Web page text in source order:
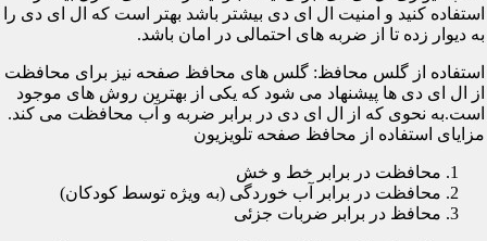
استفاده کنید و امنیت ال ای دی بیشتر باشد بهتر است که ال ای دی را
به دیوار زده تا از ضربه های احتمالی در امان باشد.
استفاده از گلس محافظ: گلس های محافظ صفحه نیز برای محافظت
از ال ای دی ها پیشنهاد می شود که یکی از بهترین روش های موجود
است.به نحوی که از ال ای دی در برابر ضربه و آب محافظت می کند.
مزایای استفاده از محافظ صفحه تلویزیون
محافظت در برابر خط و خش
محافظت در برابر آب خوردگی (به ویژه توسط کودکان)
محافظ در برابر ضربات جزئی